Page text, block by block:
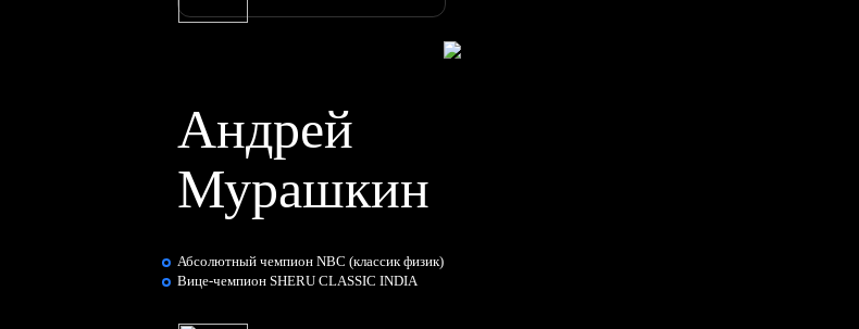
Андрей
Мурашкин
Абсолютный чемпион NBC (классик физик)
Вице-чемпион SHERU CLASSIC INDIA